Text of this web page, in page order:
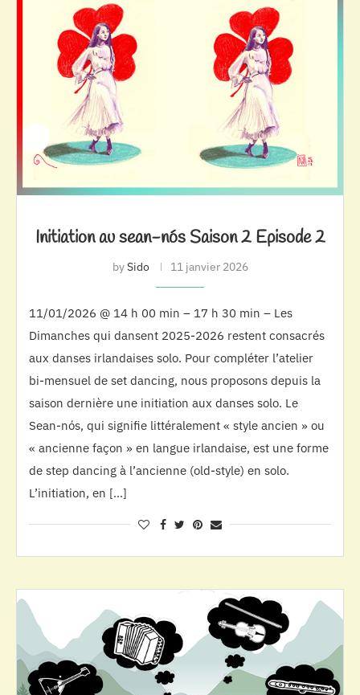
Initiation au sean-nós Saison 2 Episode 2
bySido 11 janvier 2026
11/01/2026 @ 14 h 00 min – 17 h 30 min – Les
Dimanches qui dansent 2025-2026 restent consacrés
aux danses irlandaises solo. Pour compléter l’atelier
bi-mensuel de set dancing, nous proposons depuis la
saison dernière une initiation aux danses solo. Le
Sean-nós, qui signifie littéralement « style ancien » ou
« ancienne façon » en langue irlandaise, est une forme
de step dancing à l’ancienne (old-style) en solo.
L’initiation, en […]